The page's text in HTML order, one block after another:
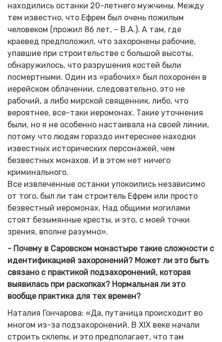
находились останки 20-летнего мужчины. Между
тем известно, что Ефрем был очень пожилым
человеком (прожил 86 лет, – В.А.). А там, где
краевед предположил, что захоронены рабочие,
упавшие при строительстве с большой высоты,
обнаружилось, что разрушения костей были
посмертными. Один из «рабочих» был похоронен в
иерейском облачении, следовательно, это не
рабочий, а либо мирской священник, либо, что
вероятнее, все-таки иеромонах. Такие уточнения
были, но я не особенно настаивала на своей линии,
потому что людям гораздо интереснее находки
известных исторических персонажей, чем
безвестных монахов. И в этом нет ничего
криминального.
Все извлеченные останки упокоились независимо
от того, был ли там строитель Ефрем или просто
безвестный иеромонах. Над общими могилами
стоят безымянные кресты, и это, с моей точки
зрения, вполне разумно».
- Почему в Саровском монастыре такие сложности с
идентификацией захоронений? Может ли это быть
связано с практикой подзахоронений, которая
выявилась при раскопках? Нормальная ли это
вообще практика для тех времен?
Наталия Гончарова: «Да, путаница происходит во
многом из-за подзахоронений. В XIX веке начали
строить склепы, и это предполагает, что там